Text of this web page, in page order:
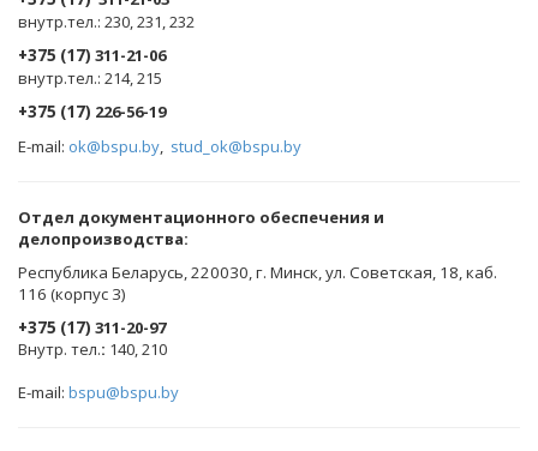
внутр.тел.: 230, 231, 232
+375 (17) 311-21-06
внутр.тел.: 214, 215
+375 (17) 226-56-19
E-mail: ok@bspu.by, stud_ok@bspu.by
Oтдел документационного обеспечения и
делопроизводства:
Республика Беларусь, 220030, г. Минск, ул. Советская, 18, каб.
116 (корпус 3)
+375 (17) 311-20-97
Внутр. тел.: 140, 210
E-mail: bspu@bspu.by